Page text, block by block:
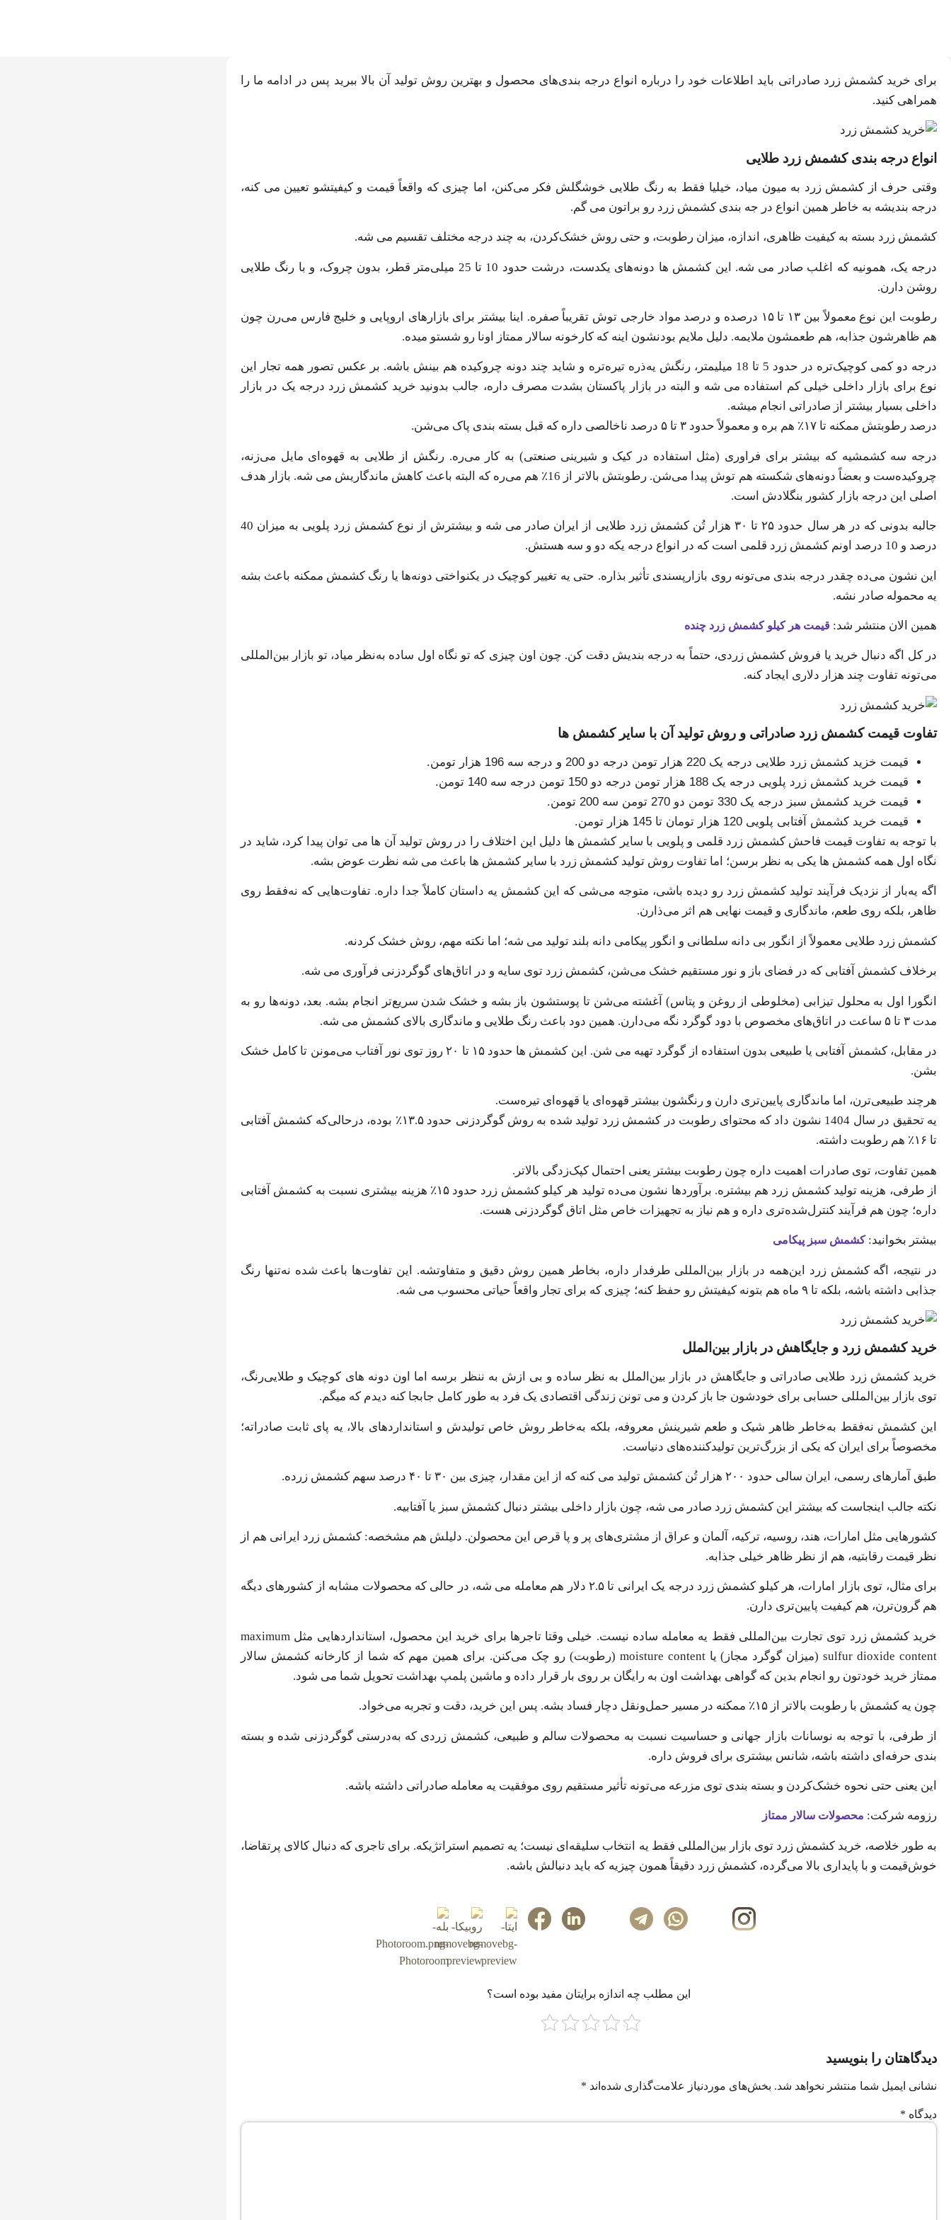
برای خرید کشمش زرد صادراتی باید اطلاعات خود را درباره انواع درجه بندی‌های محصول و بهترین روش تولید آن بالا ببرید پس در ادامه ما را
همراهی کنید.
انواع درجه بندی کشمش زرد طلایی
وقتی حرف از کشمش زرد به میون میاد، خیلیا فقط به رنگ طلایی خوشگلش فکر می‌کنن، اما چیزی که واقعاً قیمت و کیفیتشو تعیین می کنه،
درجه بندیشه به خاطر همین انواع در جه بندی کشمش زرد رو براتون می گم.
کشمش زرد بسته به کیفیت ظاهری، اندازه، میزان رطوبت، و حتی روش خشک‌کردن، به چند درجه مختلف تقسیم می شه.
درجه یک، همونیه که اغلب صادر می شه. این کشمش ها دونه‌های یکدست، درشت حدود 10 تا 25 میلی‌متر قطر، بدون چروک، و با رنگ طلایی
روشن دارن.
رطوبت این نوع معمولاً بین ۱۳ تا ۱۵ درصده و درصد مواد خارجی توش تقریباً صفره. اینا بیشتر برای بازارهای اروپایی و خلیج فارس می‌رن چون
هم ظاهرشون جذابه، هم طعمشون ملایمه. دلیل ملایم بودنشون اینه که کارخونه سالار ممتاز اونا رو شستو میده.
درجه دو کمی کوچیک‌تره در حدود 5 تا 18 میلیمتر، رنگش یه‌ذره تیره‌تره و شاید چند دونه چروکیده هم بینش باشه. بر عکس تصور همه تجار این
نوع برای بازار داخلی خیلی کم استفاده می شه و البته در بازار پاکستان بشدت مصرف داره، جالب بدونید خرید کشمش زرد درجه یک در بازار
داخلی بسیار بیشتر از صادراتی انجام میشه.
درصد رطوبتش ممکنه تا ۱۷٪ هم بره و معمولاً حدود ۳ تا ۵ درصد ناخالصی داره که قبل بسته بندی پاک می‌شن.
درجه سه کشمشیه که بیشتر برای فراوری (مثل استفاده در کیک و شیرینی صنعتی) به کار می‌ره. رنگش از طلایی به قهوه‌ای مایل می‌زنه،
چروکیده‌ست و بعضاً دونه‌های شکسته هم توش پیدا می‌شن. رطوبتش بالاتر از 16٪ هم می‌ره که البته باعث کاهش ماندگاریش می شه. بازار هدف
اصلی این درجه بازار کشور بنگلادش است.
جالبه بدونی که در هر سال حدود ۲۵ تا ۳۰ هزار تُن کشمش زرد طلایی از ایران صادر می شه و بیشترش از نوع کشمش زرد پلویی به میزان 40
درصد و 10 درصد اونم کشمش زرد قلمی است که در انواع درجه یکه دو و سه هستش.
این نشون می‌ده چقدر درجه بندی می‌تونه روی بازارپسندی تأثیر بذاره. حتی یه تغییر کوچیک در یکنواختی دونه‌ها یا رنگ کشمش ممکنه باعث بشه
یه محموله صادر نشه.
همین الان منتشر شد: قیمت هر کیلو کشمش زرد چنده
در کل اگه دنبال خرید یا فروش کشمش زردی، حتماً به درجه بندیش دقت کن. چون اون چیزی که تو نگاه اول ساده به‌نظر میاد، تو بازار بین‌المللی
می‌تونه تفاوت چند هزار دلاری ایجاد کنه.
تفاوت قیمت کشمش زرد صادراتی و روش تولید آن با سایر کشمش ها
قیمت خزید کشمش زرد طلایی درجه یک 220 هزار تومن درجه دو 200 و درجه سه 196 هزار تومن.
قیمت خرید کشمش زرد پلویی درجه یک 188 هزار تومن درجه دو 150 تومن درجه سه 140 تومن.
قیمت خرید کشمش سبز درجه یک 330 تومن دو 270 تومن سه 200 تومن.
قیمت خرید کشمش آفتابی پلویی 120 هزار تومان تا 145 هزار تومن.
با توجه به تفاوت قیمت فاحش کشمش زرد قلمی و پلویی با سایر کشمش ها دلیل این اختلاف را در روش تولید آن ها می توان پیدا کرد، شاید در
نگاه اول همه کشمش ها یکی به نظر برسن؛ اما تفاوت روش تولید کشمش زرد با سایر کشمش ها باعث می شه نظرت عوض بشه.
اگه یه‌بار از نزدیک فرآیند تولید کشمش زرد رو دیده باشی، متوجه می‌شی که این کشمش یه داستان کاملاً جدا داره. تفاوت‌هایی که نه‌فقط روی
ظاهر، بلکه روی طعم، ماندگاری و قیمت نهایی هم اثر می‌ذارن.
کشمش زرد طلایی معمولاً از انگور بی‌ دانه سلطانی و انگور پیکامی دانه بلند تولید می شه؛ اما نکته مهم، روش خشک‌ کردنه.
برخلاف کشمش آفتابی که در فضای باز و نور مستقیم خشک می‌شن، کشمش زرد توی سایه و در اتاق‌های گوگردزنی فرآوری می شه.
انگورا اول به محلول تیزابی (مخلوطی از روغن و پتاس) آغشته می‌شن تا پوستشون باز بشه و خشک شدن سریع‌تر انجام بشه. بعد، دونه‌ها رو به
مدت ۳ تا ۵ ساعت در اتاق‌های مخصوص با دود گوگرد نگه می‌دارن. همین دود باعث رنگ طلایی و ماندگاری بالای کشمش می شه.
در مقابل، کشمش آفتابی یا طبیعی بدون استفاده از گوگرد تهیه می‌ شن. این کشمش ها حدود ۱۵ تا ۲۰ روز توی نور آفتاب می‌مونن تا کامل خشک
بشن.
هرچند طبیعی‌ترن، اما ماندگاری پایین‌تری دارن و رنگشون بیشتر قهوه‌ای یا قهوه‌ای تیره‌ست.
یه تحقیق در سال 1404 نشون داد که محتوای رطوبت در کشمش زرد تولید شده به روش گوگردزنی حدود ۱۳.۵٪ بوده، درحالی‌که کشمش آفتابی
تا ۱۶٪ هم رطوبت داشته.
همین تفاوت، توی صادرات اهمیت داره چون رطوبت بیشتر یعنی احتمال کپک‌زدگی بالاتر.
از طرفی، هزینه تولید کشمش زرد هم بیشتره. برآوردها نشون می‌ده تولید هر کیلو کشمش زرد حدود ۱۵٪ هزینه بیشتری نسبت به کشمش آفتابی
داره؛ چون هم فرآیند کنترل‌شده‌تری داره و هم نیاز به تجهیزات خاص مثل اتاق گوگردزنی هست.
بیشتر بخوانید:کشمش سبز پیکامی
در نتیجه، اگه کشمش زرد این‌همه در بازار بین‌المللی طرفدار داره، بخاطر همین روش دقیق و متفاوتشه. این تفاوت‌ها باعث شده نه‌تنها رنگ
جذابی داشته باشه، بلکه تا ۹ ماه هم بتونه کیفیتش رو حفظ کنه؛ چیزی که برای تجار واقعاً حیاتی محسوب می شه.
خرید کشمش زرد و جایگاهش در بازار بین‌الملل
خرید کشمش زرد طلایی صادراتی و جایگاهش در بازار بین‌الملل به نظر ساده و بی ازش به ننظر برسه اما اون دونه ‌های کوچیک و طلایی‌رنگ،
توی بازار بین‌المللی حسابی برای خودشون جا باز کردن و می تونن زندگی اقتصادی یک فرد به طور کامل جابجا کنه دیدم که میگم.
این کشمش نه‌فقط به‌خاطر ظاهر شیک و طعم شیرینش معروفه، بلکه به‌خاطر روش خاص تولیدش و استانداردهای بالا، یه پای ثابت صادراته؛
مخصوصاً برای ایران که یکی از بزرگ‌ترین تولیدکننده‌های دنیاست.
طبق آمارهای رسمی، ایران سالی حدود ۲۰۰ هزار تُن کشمش تولید می کنه که از این مقدار، چیزی بین ۳۰ تا ۴۰ درصد سهم کشمش زرده.
نکته جالب اینجاست که بیشتر این کشمش زرد صادر می شه، چون بازار داخلی بیشتر دنبال کشمش سبز یا آفتابیه.
کشورهایی مثل امارات، هند، روسیه، ترکیه، آلمان و عراق از مشتری‌های پر و پا قرص این محصولن. دلیلش هم مشخصه: کشمش زرد ایرانی هم از
نظر قیمت رقابتیه، هم از نظر ظاهر خیلی جذابه.
برای مثال، توی بازار امارات، هر کیلو کشمش زرد درجه یک ایرانی تا ۲.۵ دلار هم معامله می شه، در حالی که محصولات مشابه از کشورهای دیگه
هم گرون‌ترن، هم کیفیت پایین‌تری دارن.
خرید کشمش زرد توی تجارت بین‌المللی فقط یه معامله ساده نیست. خیلی وقتا تاجرها برای خرید این محصول، استانداردهایی مثل maximum
sulfur dioxide content (میزان گوگرد مجاز) یا moisture content (رطوبت) رو چک می‌کنن. برای همین مهم که شما از کارخانه کشمش سالار
ممتاز خرید خودتون رو انجام بدین که گواهی بهداشت اون به رایگان بر روی بار قرار داده و ماشین پلمپ بهداشت تحویل شما می شود.
چون یه کشمش با رطوبت بالاتر از ۱۵٪ ممکنه در مسیر حمل‌ونقل دچار فساد بشه. پس این خرید، دقت و تجربه می‌خواد.
از طرفی، با توجه به نوسانات بازار جهانی و حساسیت نسبت به محصولات سالم و طبیعی، کشمش زردی که به‌درستی گوگردزنی شده و بسته
بندی حرفه‌ای داشته باشه، شانس بیشتری برای فروش داره.
این یعنی حتی نحوه خشک‌کردن و بسته بندی توی مزرعه می‌تونه تأثیر مستقیم روی موفقیت یه معامله صادراتی داشته باشه.
رزومه شرکت: محصولات سالار ممتاز
به طور خلاصه، خرید کشمش زرد توی بازار بین‌المللی فقط یه انتخاب سلیقه‌ای نیست؛ یه تصمیم استراتژیکه. برای تاجری که دنبال کالای پرتقاضا،
خوش‌قیمت و با پایداری بالا می‌گرده، کشمش زرد دقیقاً همون چیزیه که باید دنبالش باشه.
این مطلب چه‌ اندازه برایتان مفید بوده است؟
دیدگاهتان را بنویسید
نشانی ایمیل شما منتشر نخواهد شد. بخش‌های موردنیاز علامت‌گذاری شده‌اند *
دیدگاه *